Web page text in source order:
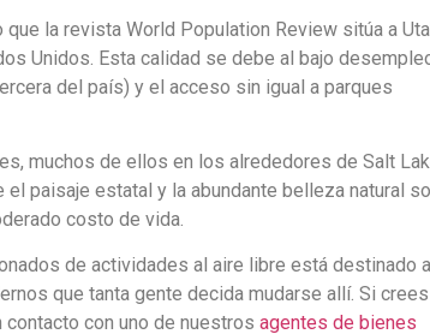
la revista World Population Review sitúa a
Unidos. Esta calidad se debe al bajo
del país) y el acceso sin igual a parques
muchos de ellos en los alrededores de Salt
paisaje estatal y la abundante belleza natural
costo de vida.
de actividades al aire libre está destinado a
que tanta gente decida mudarse allí. Si crees
contacto con uno de nuestros agentes de bienes